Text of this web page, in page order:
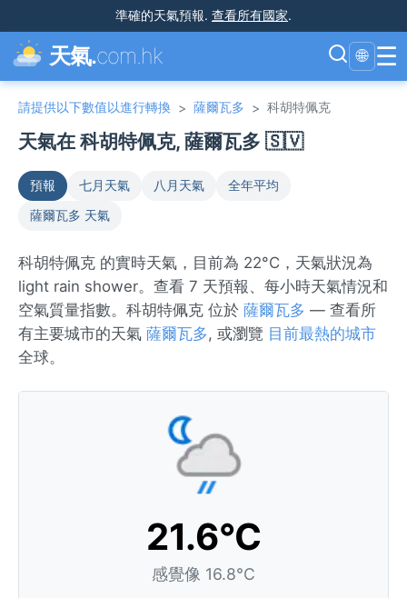
準確的天氣預報. 查看所有國家.
天氣.com.hk 🌐 ☰
請提供以下數值以進行轉換 > 薩爾瓦多 > 科胡特佩克
天氣在 科胡特佩克, 薩爾瓦多 🇸🇻
預報 七月天氣 八月天氣
全年平均
薩爾瓦多 天氣
科胡特佩克 的實時天氣，目前為 22°C，天氣狀況為
light rain shower。查看 7 天預報、每小時天氣情況和
空氣質量指數。科胡特佩克 位於 薩爾瓦多 — 查看所
有主要城市的天氣 薩爾瓦多, 或瀏覽 目前最熱的城市
全球。
21.6°C
感覺像 16.8°C